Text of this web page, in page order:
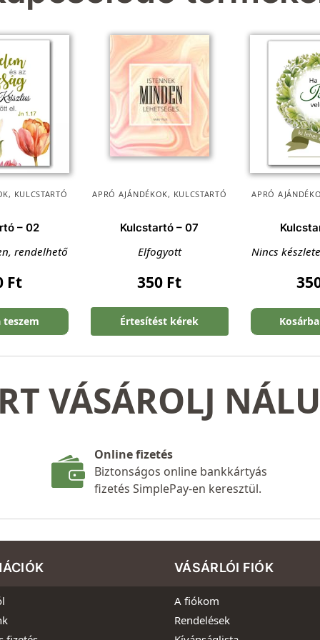
, KULCSTARTÓ
– 02
rendelhető
Ft
teszem
APRÓ AJÁNDÉKOK, KULCSTARTÓ
Kulcstartó – 07
Elfogyott
350 Ft
Értesítést kérek
APRÓ
Nincs
VÁSÁROLJ
Online fizetés
Biztonságos online bankkártyás
fizetés SimplePay-en keresztül.
VÁSÁRLÓI FIÓK
A fiókom
Rendelések